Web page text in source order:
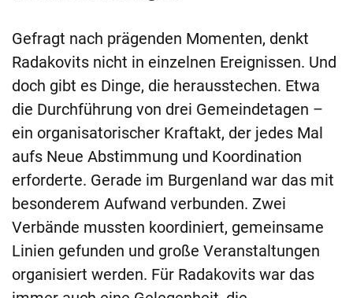
Gefragt nach prägenden Momenten, denkt
Radakovits nicht in einzelnen Ereignissen. Und
doch gibt es Dinge, die herausstechen. Etwa
die Durchführung von drei Gemeindetagen –
ein organisatorischer Kraftakt, der jedes Mal
aufs Neue Abstimmung und Koordination
erforderte. Gerade im Burgenland war das mit
besonderem Aufwand verbunden. Zwei
Verbände mussten koordiniert, gemeinsame
Linien gefunden und große Veranstaltungen
organisiert werden. Für Radakovits war das